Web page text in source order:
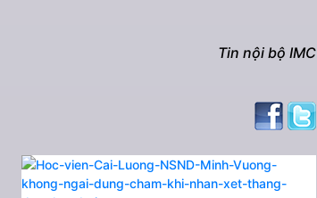
Tin nội bộ IMC